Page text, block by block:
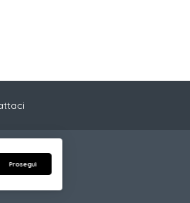
Trento (TN)
Prosegui